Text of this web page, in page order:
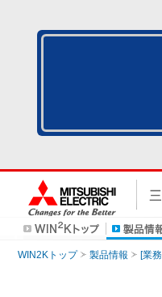
WIN2Kトップ 製品情報 [業